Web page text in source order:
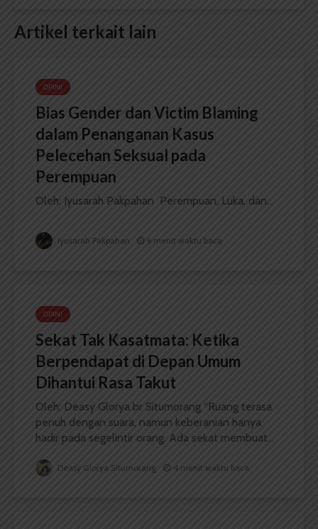
Artikel terkait lain
OPINI
Bias Gender dan Victim Blaming
dalam Penanganan Kasus
Pelecehan Seksual pada
Perempuan
Oleh: Iyusarah Pakpahan Perempuan, Luka, dan...
Iyusarah Pakpahan 6 menit waktu baca
OPINI
Sekat Tak Kasatmata: Ketika
Berpendapat di Depan Umum
Dihantui Rasa Takut
Oleh: Deasy Glorya br Situmorang “Ruang terasa
penuh dengan suara, namun keberanian hanya
hadir pada segelintir orang. Ada sekat membuat...
Deasy Glorya Situmorang 4 menit waktu baca